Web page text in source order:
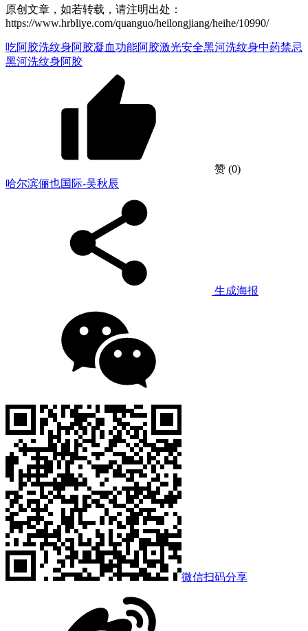
原创文章，如若转载，请注明出处：
https://www.hrbliye.com/quanguo/heilongjiang/heihe/10990/
吃阿胶洗纹身阿胶凝血功能阿胶激光安全黑河洗纹身中药禁忌
黑河洗纹身阿胶
赞 (0)
哈尔滨俪也国际-吴秋辰
生成海报
微信扫码分享